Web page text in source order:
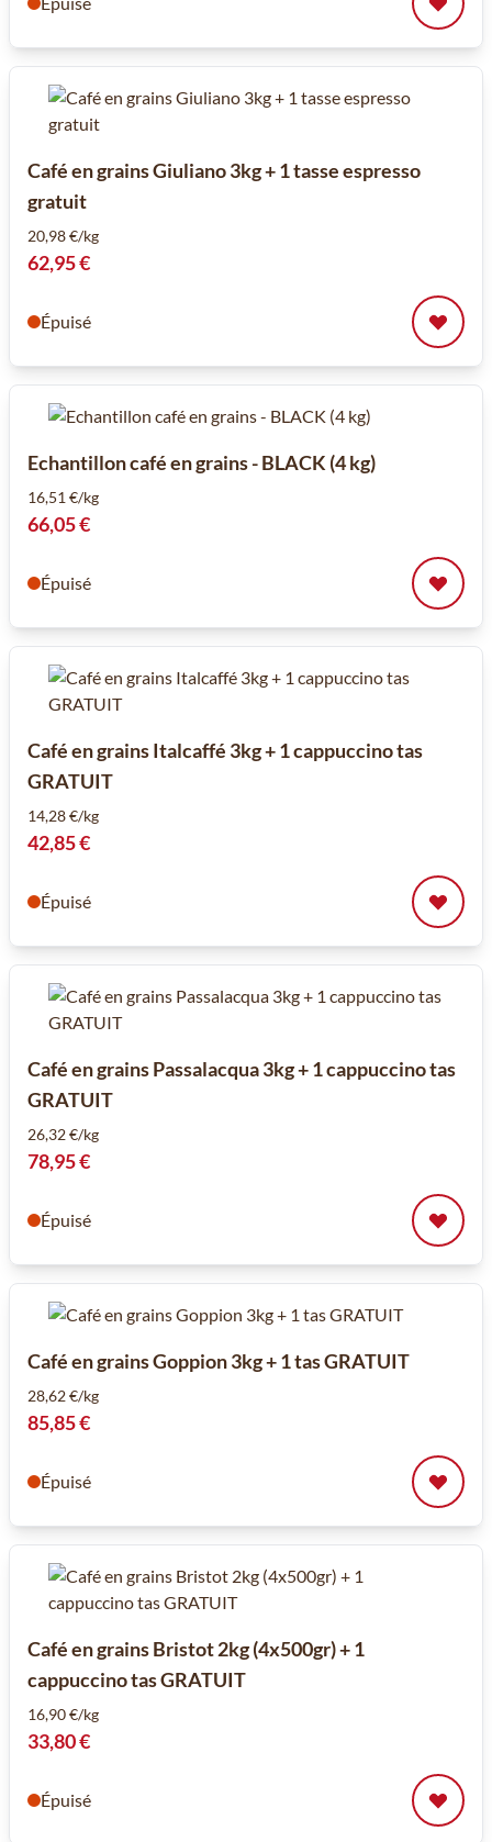
Café en grains Giuliano 3kg + 1 tasse espresso
gratuit
20,98 €/kg
62,95 €
Épuisé
Echantillon café en grains - BLACK (4 kg)
16,51 €/kg
66,05 €
Épuisé
Café en grains Italcaffé 3kg + 1 cappuccino tas
GRATUIT
14,28 €/kg
42,85 €
Épuisé
Café en grains Passalacqua 3kg + 1 cappuccino tas
GRATUIT
26,32 €/kg
78,95 €
Épuisé
Café en grains Goppion 3kg + 1 tas GRATUIT
28,62 €/kg
85,85 €
Épuisé
Café en grains Bristot 2kg (4x500gr) + 1
cappuccino tas GRATUIT
16,90 €/kg
33,80 €
Épuisé